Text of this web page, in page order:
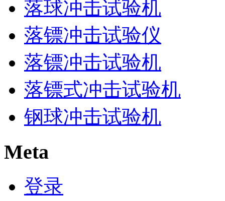
落球冲击试验机
落镖冲击试验仪
落镖冲击试验机
落镖式冲击试验机
钢球冲击试验机
Meta
登录